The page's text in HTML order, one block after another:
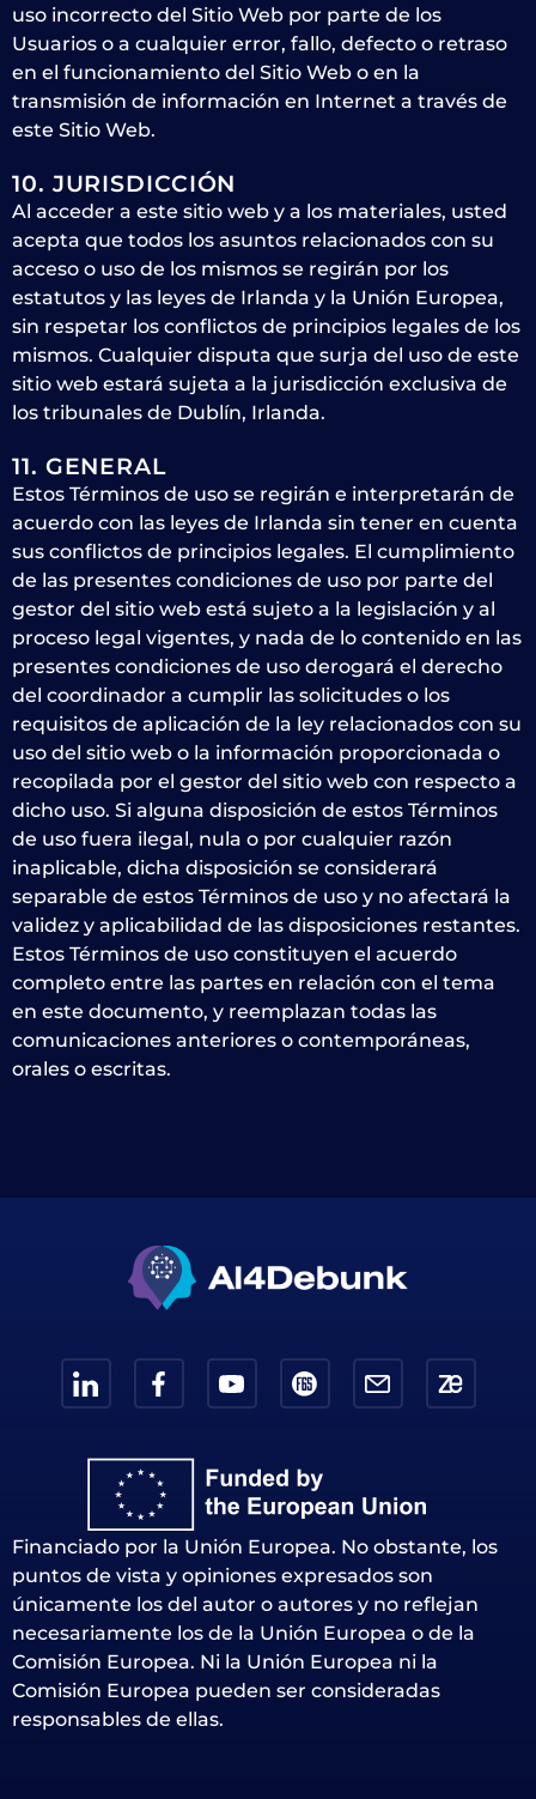
uso incorrecto del Sitio Web por parte de los
Usuarios o a cualquier error, fallo, defecto o retraso
en el funcionamiento del Sitio Web o en la
transmisión de información en Internet a través de
este Sitio Web.
10. JURISDICCIÓN
Al acceder a este sitio web y a los materiales, usted
acepta que todos los asuntos relacionados con su
acceso o uso de los mismos se regirán por los
estatutos y las leyes de Irlanda y la Unión Europea,
sin respetar los conflictos de principios legales de los
mismos. Cualquier disputa que surja del uso de este
sitio web estará sujeta a la jurisdicción exclusiva de
los tribunales de Dublín, Irlanda.
11. GENERAL
Estos Términos de uso se regirán e interpretarán de
acuerdo con las leyes de Irlanda sin tener en cuenta
sus conflictos de principios legales. El cumplimiento
de las presentes condiciones de uso por parte del
gestor del sitio web está sujeto a la legislación y al
proceso legal vigentes, y nada de lo contenido en las
presentes condiciones de uso derogará el derecho
del coordinador a cumplir las solicitudes o los
requisitos de aplicación de la ley relacionados con su
uso del sitio web o la información proporcionada o
recopilada por el gestor del sitio web con respecto a
dicho uso. Si alguna disposición de estos Términos
de uso fuera ilegal, nula o por cualquier razón
inaplicable, dicha disposición se considerará
separable de estos Términos de uso y no afectará la
validez y aplicabilidad de las disposiciones restantes.
Estos Términos de uso constituyen el acuerdo
completo entre las partes en relación con el tema
en este documento, y reemplazan todas las
comunicaciones anteriores o contemporáneas,
orales o escritas.
Financiado por la Unión Europea. No obstante, los
puntos de vista y opiniones expresados son
únicamente los del autor o autores y no reflejan
necesariamente los de la Unión Europea o de la
Comisión Europea. Ni la Unión Europea ni la
Comisión Europea pueden ser consideradas
responsables de ellas.